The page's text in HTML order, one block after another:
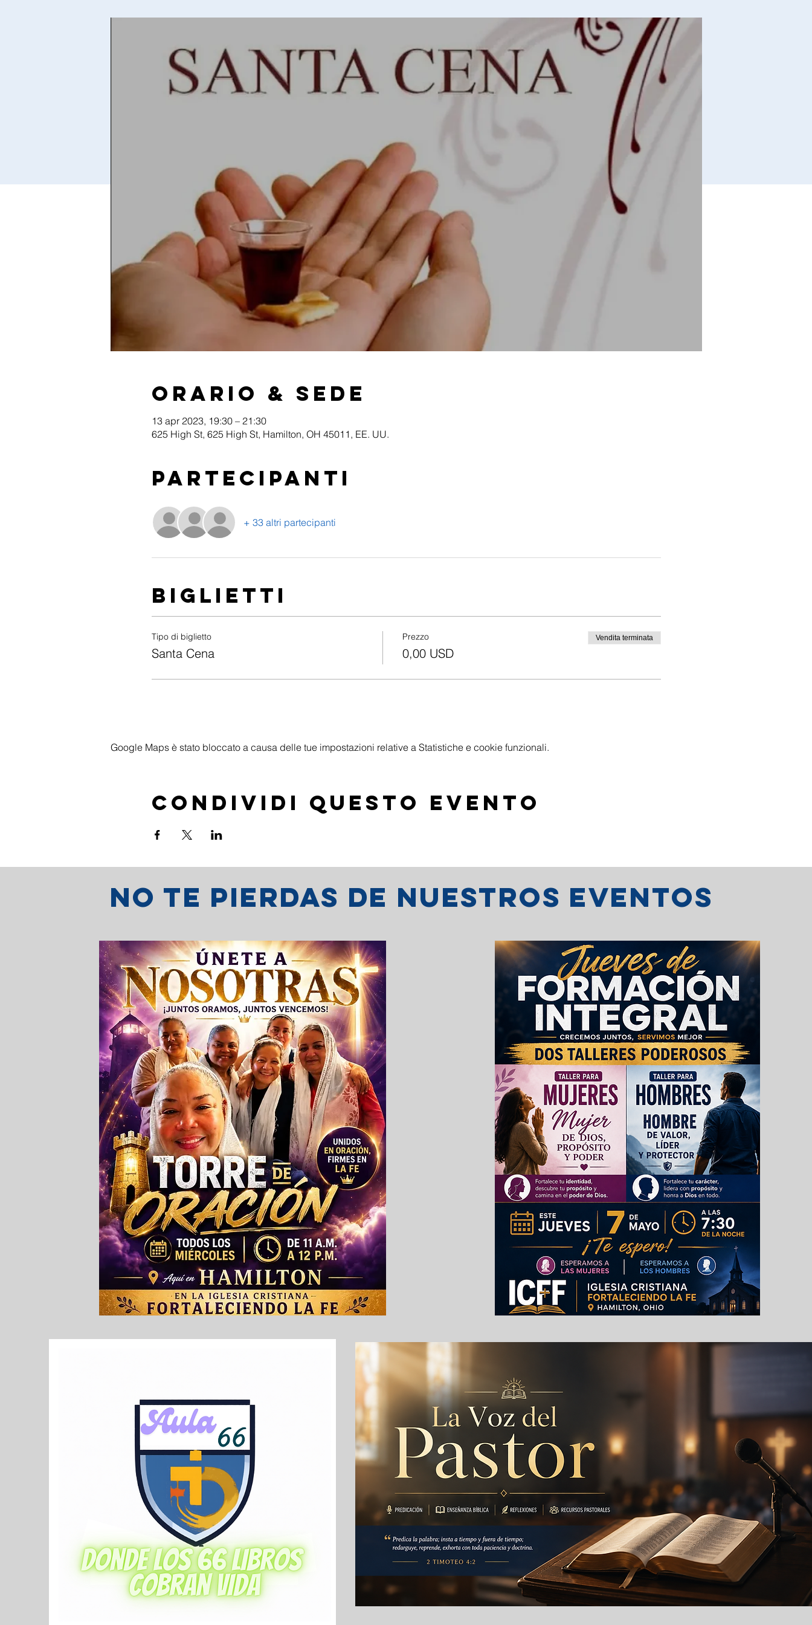
Orario & Sede
13 apr 2023, 19:30 – 21:30
625 High St, 625 High St, Hamilton, OH 45011, EE. UU.
Partecipanti
+ 33 altri partecipanti
Biglietti
Tipo di biglietto
Santa Cena
Prezzo
0,00 USD
Vendita terminata
Google Maps è stato bloccato a causa delle tue impostazioni relative a Statistiche e cookie funzionali.
Condividi questo evento
No te pierdas de nuestros eventos